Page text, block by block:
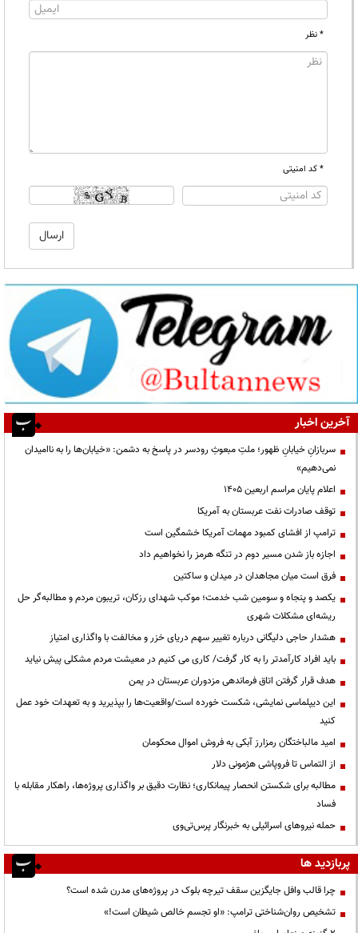
* نظر
* کد امنیتی
آخرین اخبار
سربازانِ خیابانِ ظهور؛ ملتِ مبعوثِ رودسر در پاسخ به دشمن: «خیابان‌ها را به ناامیدان
نمی‌دهیم»
اعلام پایان مراسم اربعین ۱۴۰۵
توقف صادرات نفت عربستان به آمریکا
ترامپ از افشای کمبود مهمات آمریکا خشمگین است
اجازه باز شدن مسیر دوم در تنگه هرمز را نخواهیم داد
فرق است میان مجاهدان در میدان و ساکتین
یکصد و پنجاه و سومین شب خدمت؛ موکب شهدای رزکان، تریبون مردم و مطالبه‌گر حل
ریشه‌ای مشکلات شهری
هشدار حاجی دلیگانی درباره تغییر سهم دریای خزر و مخالفت با واگذاری امتیاز
باید افراد کارآمدتر را به کار گرفت/ کاری می کنیم در معیشت مردم مشکلی پیش نیاید
هدف قرار گرفتن اتاق‌ فرماندهی مزدوران عربستان در یمن
این دیپلماسی نمایشی، شکست خورده است/واقعیت‌ها را بپذیرید و به تعهدات خود عمل
کنید
امید مالباختگان رمزارز آبکی به فروش اموال محکومان
از التماس تا فروپاشی هژمونی دلار
مطالبه برای شکستن انحصار پیمانکاری؛ نظارت دقیق بر واگذاری پروژه‌ها، راهکار مقابله با
فساد
حمله نیروهای اسرائیلی به خبرنگار پرس‌تی‌وی
پربازدید ها
چرا قالب وافل جایگزین سقف تیرچه بلوک در پروژه‌های مدرن شده است؟
تشخیص روان‌شناختی ترامپ: «او تجسم خالص شیطان است!»